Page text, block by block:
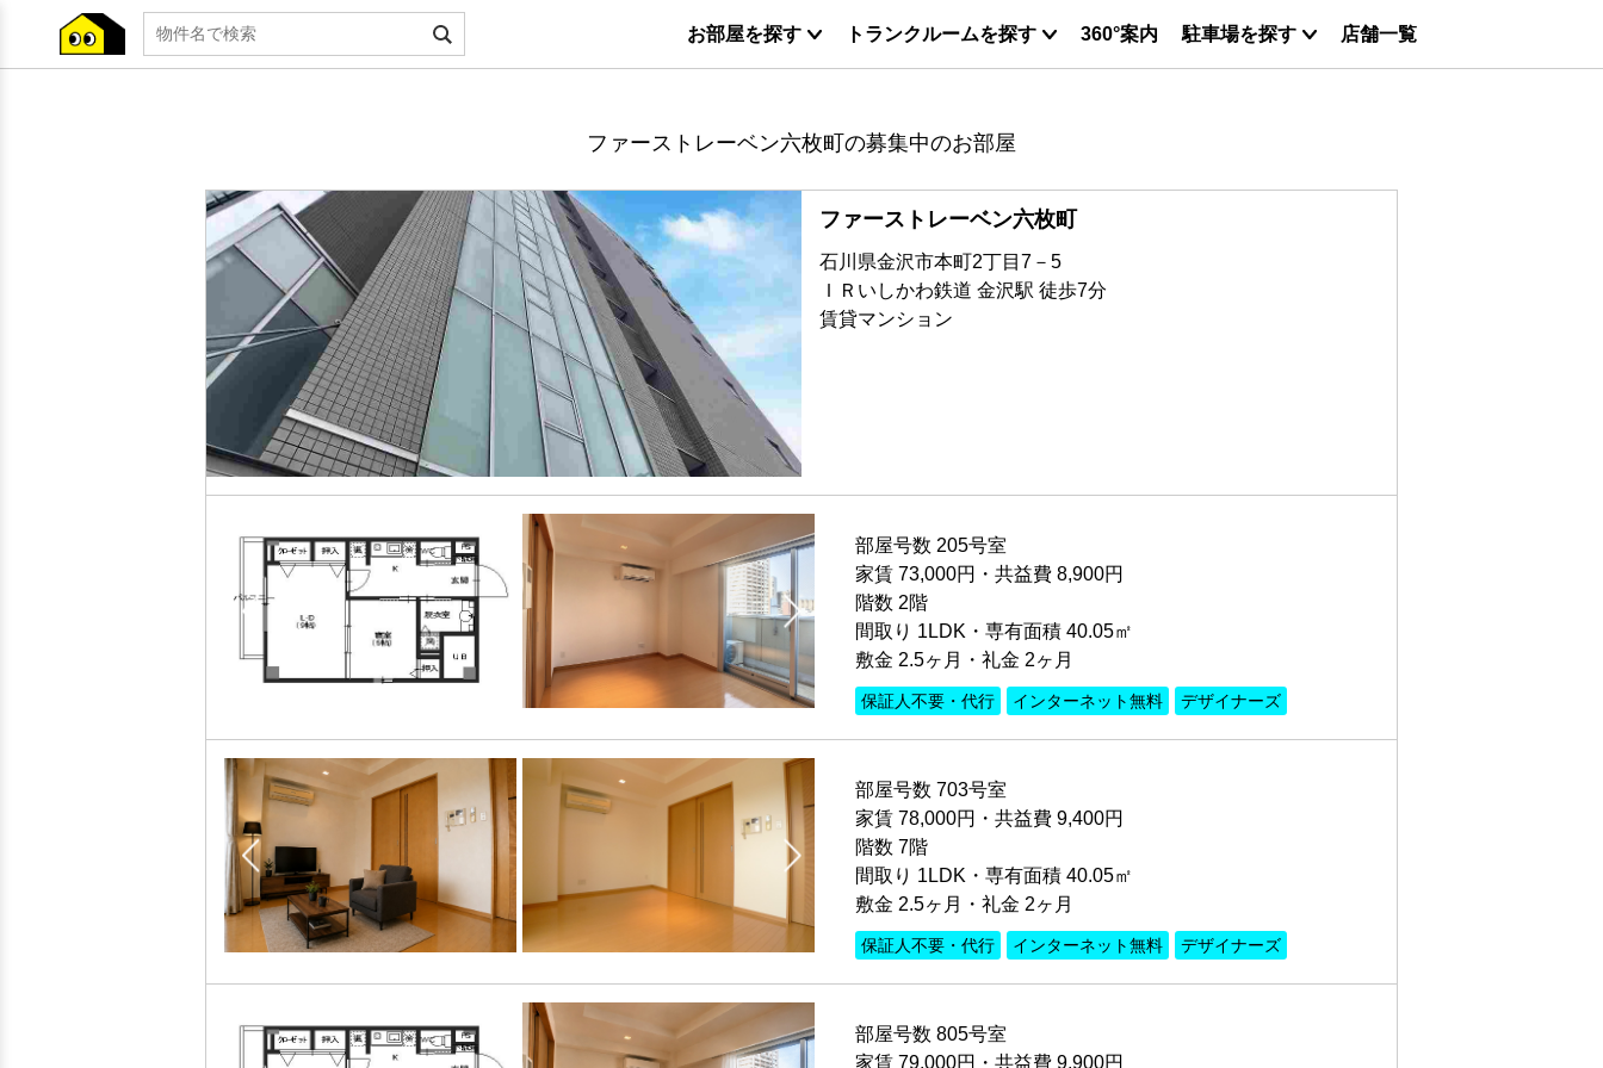
お部屋を探す トランクルームを探す 360°案内 駐車場を探す 店舗一覧
ファーストレーベン六枚町の募集中のお部屋
ファーストレーベン六枚町
石川県金沢市本町2丁目7－5
ＩＲいしかわ鉄道 金沢駅 徒歩7分
賃貸マンション
部屋号数 205号室
家賃 73,000円・共益費 8,900円
階数 2階
間取り 1LDK・専有面積 40.05㎡
敷金 2.5ヶ月・礼金 2ヶ月
保証人不要・代行 インターネット無料 デザイナーズ
部屋号数 703号室
家賃 78,000円・共益費 9,400円
階数 7階
間取り 1LDK・専有面積 40.05㎡
敷金 2.5ヶ月・礼金 2ヶ月
保証人不要・代行 インターネット無料 デザイナーズ
部屋号数 805号室
家賃 79,000円・共益費 9,900円